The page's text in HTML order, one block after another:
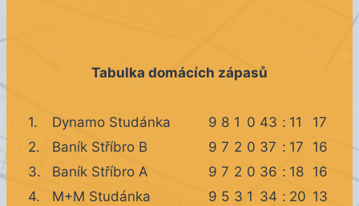
Tabulka domácích zápasů
1. Dynamo Studánka 9 8 1 0 43 : 11
17
2.
Baník Stříbro B 9 7 2 0 37 : 17
16
3.
Baník Stříbro A 9 7 2 0 36 : 18 16
4.
M+M Studánka 9 5 3 1 34 : 20 13